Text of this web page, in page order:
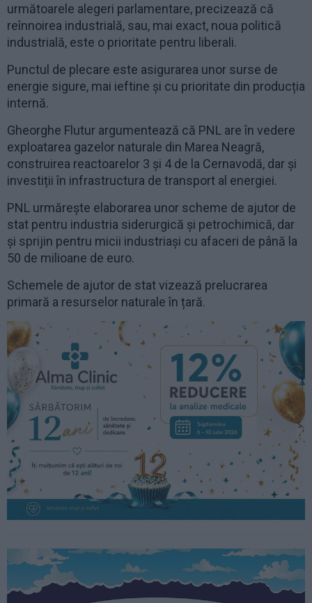
următoarele alegeri parlamentare, precizează că
reînnoirea industrială, sau, mai exact, noua politică
industrială, este o prioritate pentru liberali.
Punctul de plecare este asigurarea unor surse de
energie sigure, mai ieftine și cu prioritate din producția
internă.
Gheorghe Flutur argumentează că PNL are în vedere
exploatarea gazelor naturale din Marea Neagră,
construirea reactoarelor 3 și 4 de la Cernavodă, dar și
investiții în infrastructura de transport al energiei.
PNL urmărește elaborarea unor scheme de ajutor de
stat pentru industria siderurgică și petrochimică, dar
și sprijin pentru micii industriași cu afaceri de până la
50 de milioane de euro.
Schemele de ajutor de stat vizează prelucrarea
primară a resurselor naturale în țară.